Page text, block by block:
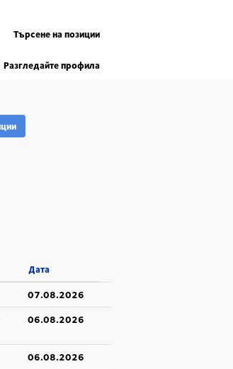
Търсене на позиции
Разгледайте профила
Дата
07.08.2026
06.08.2026
06.08.2026